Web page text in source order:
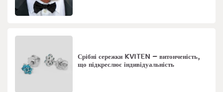
Срібні сережки KVITEN – витонченість,
що підкреслює індивідуальність